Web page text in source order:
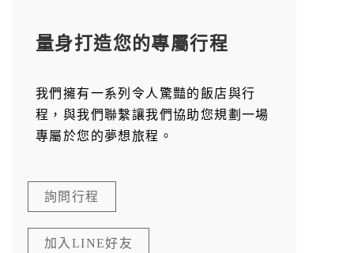
量身打造您的專屬行程
我們擁有一系列令人驚豔的飯店與行
程，與我們聯繫讓我們協助您規劃一場
專屬於您的夢想旅程。
詢問行程
加入LINE好友